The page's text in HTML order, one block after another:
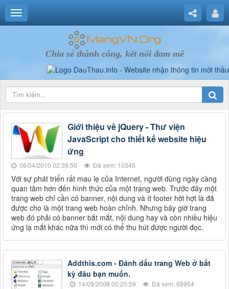
Chia sẻ thành công, kết nối đam mê
Giới thiệu về jQuery - Thư viện
JavaScript cho thiết kế website hiệu
ứng
06/04/2010 02:39:50 Đã xem: 10345
Với sự phát triển rất mau lẹ của Internet, người dùng ngày càng
quan tâm hơn đến hình thức của một trang web. Trước đây một
trang web chỉ cần có banner, nội dung và ít footer hời hợt là đã
được cho là một trang web hoàn chỉnh. Nhưng bây giờ trang
web đó phải có banner bắt mắt, nội dung hay và còn nhiều hiệu
ứng lạ mắt khác nữa thì mới có thể thu hút được người đọc.
Addthis.com - Đánh dấu trang Web ở bất
kỳ đâu bạn muốn.
14/09/2008 00:25:59 Đã xem: 69954